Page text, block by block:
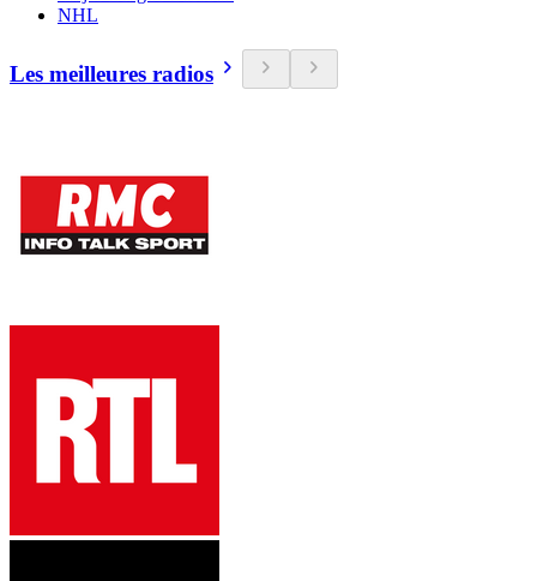
NHL
Les meilleures radios